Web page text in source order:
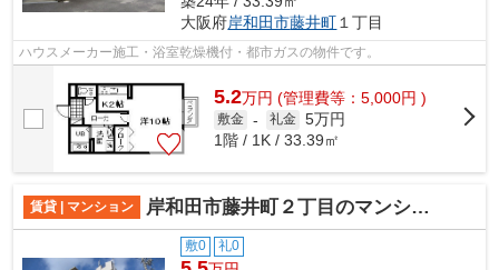
大阪府岸和田市藤井町 １丁目
ハウスメーカー施工・浴室乾燥機付・都市ガスの物件です。
5.2万円 (管理費等：5,000円 )
敷金 - 礼金 5万円
1階 / 1K / 33.39㎡
賃貸 | マンション 岸和田市藤井町２丁目のマンション
敷0 礼0